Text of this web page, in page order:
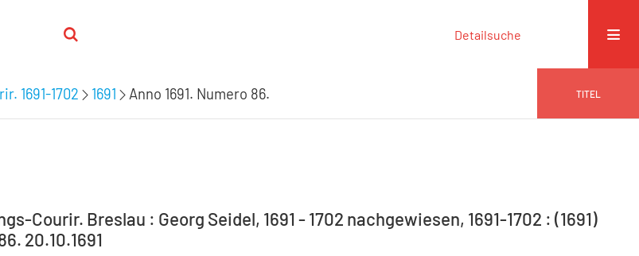
Detailsuche
1691-1702 1691 Anno 1691. Numero 86. TITEL
Courir. Breslau : Georg Seidel, 1691 - 1702 nachgewiesen, 1691-1702 : (1691)
20.10.1691